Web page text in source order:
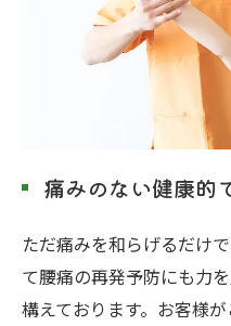
痛みのない健康的
ただ痛みを和らげるだけ
て腰痛の再発予防にも力
構えております。お客様